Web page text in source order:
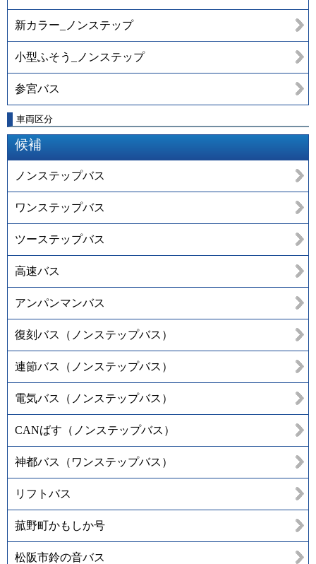
新カラー_ノンステップ
小型ふそう_ノンステップ
参宮バス
車両区分
候補
ノンステップバス
ワンステップバス
ツーステップバス
高速バス
アンパンマンバス
復刻バス（ノンステップバス）
連節バス（ノンステップバス）
電気バス（ノンステップバス）
CANばす（ノンステップバス）
神都バス（ワンステップバス）
リフトバス
菰野町かもしか号
松阪市鈴の音バス